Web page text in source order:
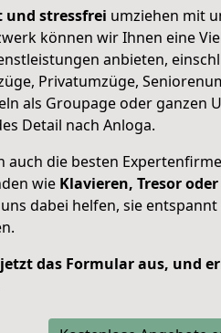
und stressfrei umziehen mit
können wir Ihnen eine
anbieten,
Privatumzüge,
als Groupage oder ganzen
Detail nach Anloga.
auch die besten
wie Klavieren, Tresor
uns dabei helfen, sie
das Formular aus, und